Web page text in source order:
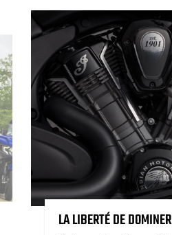
LA LIBERTÉ DE DOMINER